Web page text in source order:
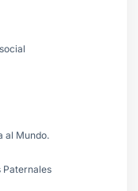
al Mundo.
Paternales